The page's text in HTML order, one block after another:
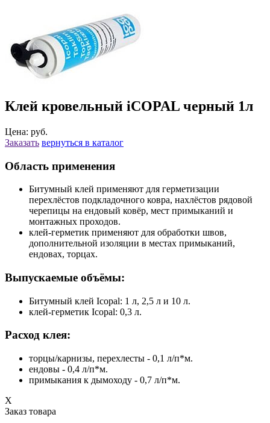
Клей кровельный iCOPAL черный 1л
Цена: руб.
Заказать вернуться в каталог
Область применения
Битумный клей применяют для герметизации
перехлёстов подкладочного ковра, нахлёстов рядовой
черепицы на ендовый ковёр, мест примыканий и
монтажных проходов.
клей-герметик применяют для обработки швов,
дополнительной изоляции в местах примыканий,
ендовах, торцах.
Выпускаемые объёмы:
Битумный клей Icopal: 1 л, 2,5 л и 10 л.
клей-герметик Icopal: 0,3 л.
Расход клея:
торцы/карнизы, перехлесты - 0,1 л/п*м.
ендовы - 0,4 л/п*м.
примыкания к дымоходу - 0,7 л/п*м.
X
Заказ товара